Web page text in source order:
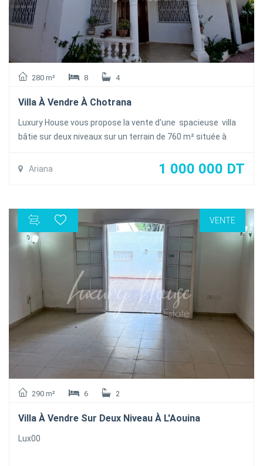
abri de voiture et garage indépendant
280 m² 8 4
Villa À Vendre À Chotrana
Luxury House vous propose la vente d'une spacieuse villa
bâtie sur deux niveaux sur un terrain de 760 m² située à
La villa se compose comme suit :
à couches avec salle de douche et deux suites parentale
avec salle de bain
Au premier étage : deux appartements s+2 indépendants
A l'extérieur : jardin spacieuse piscinable , garage pour 4
la villa est climatisés et chauffés
Ariana 1 000 000 DT
VENTE
290 m² 6 2
Villa À Vendre Sur Deux Niveau À L'Aouina
Lux00